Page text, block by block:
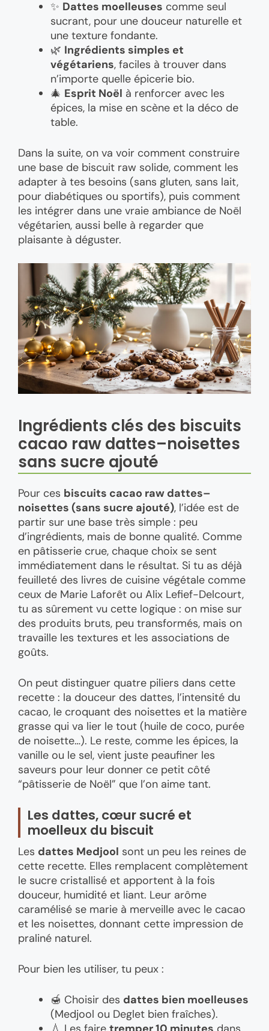
✨ Dattes moelleuses comme seul
sucrant, pour une douceur naturelle et
une texture fondante.
🌿 Ingrédients simples et
végétariens, faciles à trouver dans
n’importe quelle épicerie bio.
🎄 Esprit Noël à renforcer avec les
épices, la mise en scène et la déco de
table.
Dans la suite, on va voir comment construire
une base de biscuit raw solide, comment les
adapter à tes besoins (sans gluten, sans lait,
pour diabétiques ou sportifs), puis comment
les intégrer dans une vraie ambiance de Noël
végétarien, aussi belle à regarder que
plaisante à déguster.
Ingrédients clés des biscuits
cacao raw dattes–noisettes
sans sucre ajouté
Pour ces biscuits cacao raw dattes–
noisettes (sans sucre ajouté), l’idée est de
partir sur une base très simple : peu
d’ingrédients, mais de bonne qualité. Comme
en pâtisserie crue, chaque choix se sent
immédiatement dans le résultat. Si tu as déjà
feuilleté des livres de cuisine végétale comme
ceux de Marie Laforêt ou Alix Lefief-Delcourt,
tu as sûrement vu cette logique : on mise sur
des produits bruts, peu transformés, mais on
travaille les textures et les associations de
goûts.
On peut distinguer quatre piliers dans cette
recette : la douceur des dattes, l’intensité du
cacao, le croquant des noisettes et la matière
grasse qui va lier le tout (huile de coco, purée
de noisette…). Le reste, comme les épices, la
vanille ou le sel, vient juste peaufiner les
saveurs pour leur donner ce petit côté
“pâtisserie de Noël” que l’on aime tant.
Les dattes, cœur sucré et
moelleux du biscuit
Les dattes Medjool sont un peu les reines de
cette recette. Elles remplacent complètement
le sucre cristallisé et apportent à la fois
douceur, humidité et liant. Leur arôme
caramélisé se marie à merveille avec le cacao
et les noisettes, donnant cette impression de
praliné naturel.
Pour bien les utiliser, tu peux :
🍯 Choisir des dattes bien moelleuses
(Medjool ou Deglet bien fraîches).